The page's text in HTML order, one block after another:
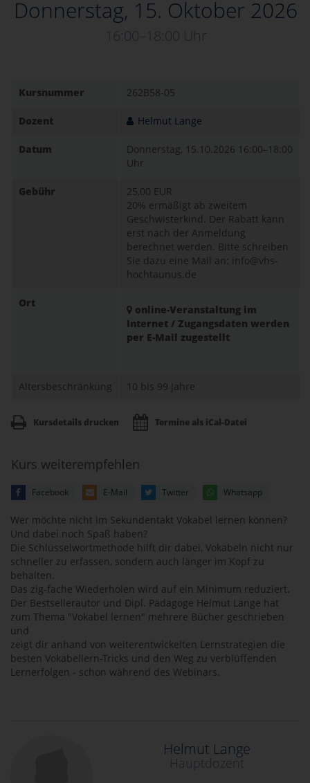
Donnerstag, 15. Oktober 2026
16:00–18:00 Uhr
Kursnummer 262B58-05
Dozent Helmut Lange
Datum Donnerstag, 15.10.2026 16:00–18:00
Uhr
Gebühr
25,00 EUR
20% ermäßigt ab zweitem
Geschwisterkind. Der Rabatt kann
erst nach der Anmeldung
berechnet werden. Bitte schreiben
Sie dazu eine Mail an: info@vhs-
hochtaunus.de
Ort
online-Veranstaltung im
Internet / Zugangsdaten werden
per E-Mail zugestellt
Altersbeschränkung 10 bis 99 Jahre
Kursdetails drucken Termine als iCal-Datei
Kurs weiterempfehlen
Facebook E-Mail Twitter Whatsapp
Wer möchte nicht im Sekundentakt Vokabel lernen können?
Und dabei noch Spaß haben?
Die Schlüsselwortmethode hilft dir dabei, Vokabeln nicht nur
schneller zu erfassen, sondern auch länger im Kopf zu
behalten.
Das zig-fache Wiederholen wird auf ein Minimum reduziert.
Der Bestsellerautor und Dipl. Pädagoge Helmut Lange hat
zum Thema "Vokabel lernen" mehrere Bücher geschrieben
und
zeigt dir anhand von weiterentwickelten Lernstrategien die
besten Vokabellern-Tricks und den Weg zu verblüffenden
Lernerfolgen - schon während des Webinars.
Helmut Lange
Hauptdozent